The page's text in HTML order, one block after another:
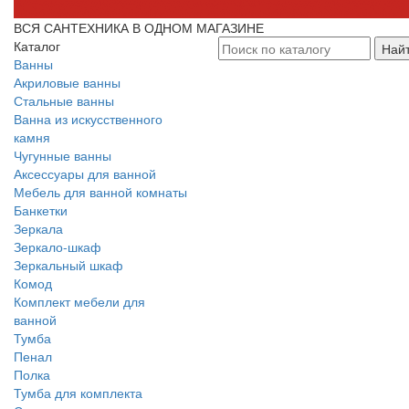
ВСЯ САНТЕХНИКА В ОДНОМ МАГАЗИНЕ
Каталог
Ванны
Акриловые ванны
Стальные ванны
Ванна из искусственного
камня
Чугунные ванны
Аксессуары для ванной
Мебель для ванной комнаты
Банкетки
Зеркала
Зеркало-шкаф
Зеркальный шкаф
Комод
Комплект мебели для
ванной
Тумба
Пенал
Полка
Тумба для комплекта